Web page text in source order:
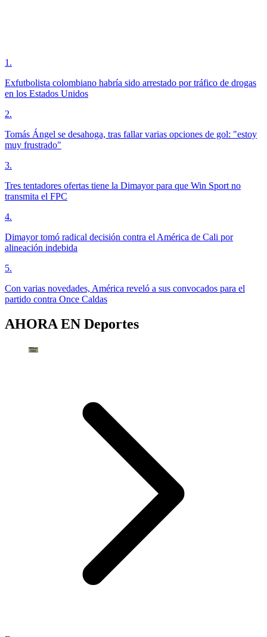
1 .
Exfutbolista colombiano habría sido arrestado por tráfico de drogas
en los Estados Unidos
2.
Tomás Ángel se desahoga, tras fallar varias opciones de gol: "estoy
muy frustrado"
3.
Tres tentadores ofertas tiene la Dimayor para que Win Sport no
transmita el FPC
4.
Dimayor tomó radical decisión contra el América de Cali por
alineación indebida
5.
Con varias novedades, América reveló a sus convocados para el
partido contra Once Caldas
AHORA EN Deportes